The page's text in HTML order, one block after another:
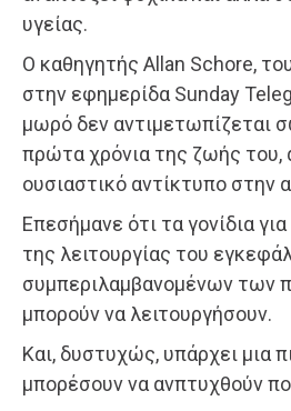
υγείας.
Ο καθηγητής Allan Schore,
στην εφημερίδα Sunday
μωρό δεν αντιμετωπίζεται
πρώτα χρόνια της ζωής του,
ουσιαστικό αντίκτυπο στην
Επεσήμανε ότι τα γονίδια
της λειτουργίας του
συμπεριλαμβανομένων των
μπορούν να λειτουργήσουν.
Και, δυστυχώς, υπάρχει μια
μπορέσουν να ανπτυχθούν